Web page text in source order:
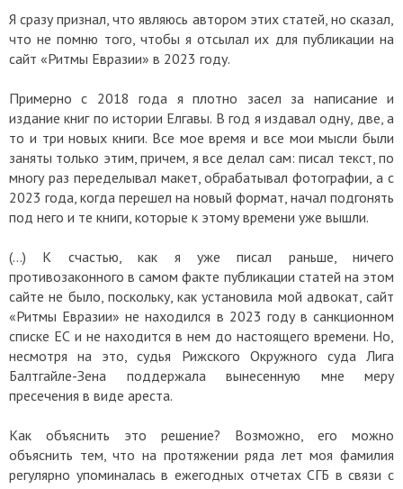
Я сразу признал, что являюсь автором этих статей, но сказал,
что не помню того, чтобы я отсылал их для публикации на
сайт «Ритмы Евразии» в 2023 году.
Примерно с 2018 года я плотно засел за написание и
издание книг по истории Елгавы. В год я издавал одну, две, а
то и три новых книги. Все мое время и все мои мысли были
заняты только этим, причем, я все делал сам: писал текст, по
многу раз переделывал макет, обрабатывал фотографии, а с
2023 года, когда перешел на новый формат, начал подгонять
под него и те книги, которые к этому времени уже вышли.
(…) К счастью, как я уже писал раньше, ничего
противозаконного в самом факте публикации статей на этом
сайте не было, поскольку, как установила мой адвокат, сайт
«Ритмы Евразии» не находился в 2023 году в санкционном
списке ЕС и не находится в нем до настоящего времени. Но,
несмотря на это, судья Рижского Окружного суда Лига
Балтгайле-Зена поддержала вынесенную мне меру
пресечения в виде ареста.
Как объяснить это решение? Возможно, его можно
объяснить тем, что на протяжении ряда лет моя фамилия
регулярно упоминалась в ежегодных отчетах СГБ в связи с